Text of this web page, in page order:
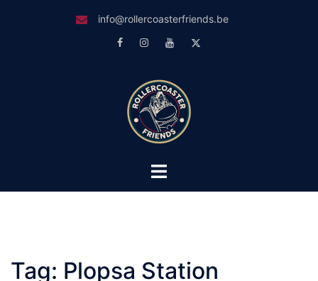
info@rollercoasterfriends.be
FacebookInstagram
Youtube
Toggle
Tag: Plopsa Station